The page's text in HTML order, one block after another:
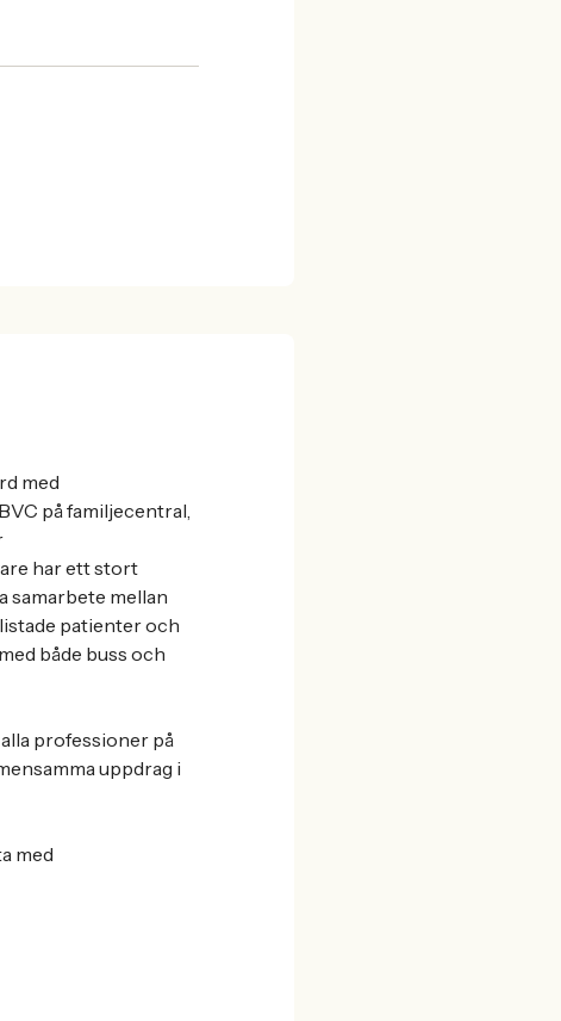
med
på familjecentral,
har ett stort
samarbete mellan
patienter och
både buss och
professioner på
uppdrag i
med